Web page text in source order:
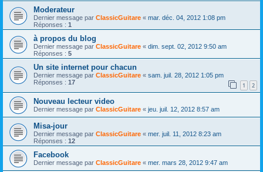
Moderateur
Dernier message par ClassicGuitare « mar. déc. 04, 2012 1:08 pm
Réponses : 1
à propos du blog
Dernier message par ClassicGuitare « dim. sept. 02, 2012 9:50 am
Réponses : 5
Un site internet pour chacun
Dernier message par ClassicGuitare « sam. juil. 28, 2012 1:05 pm
Réponses : 17 1 2
Nouveau lecteur video
Dernier message par ClassicGuitare « jeu. juil. 12, 2012 8:57 am
Misa-jour
Dernier message par ClassicGuitare « mer. juil. 11, 2012 8:23 am
Réponses : 12
Facebook
Dernier message par ClassicGuitare « mer. mars 28, 2012 9:47 am